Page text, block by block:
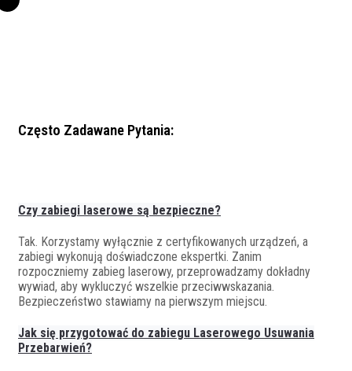
Często Zadawane Pytania:
Czy zabiegi laserowe są bezpieczne?
Tak. Korzystamy wyłącznie z certyfikowanych urządzeń, a
zabiegi wykonują doświadczone ekspertki. Zanim
rozpoczniemy zabieg laserowy, przeprowadzamy dokładny
wywiad, aby wykluczyć wszelkie przeciwwskazania.
Bezpieczeństwo stawiamy na pierwszym miejscu.
Jak się przygotować do zabiegu Laserowego Usuwania
Przebarwień?